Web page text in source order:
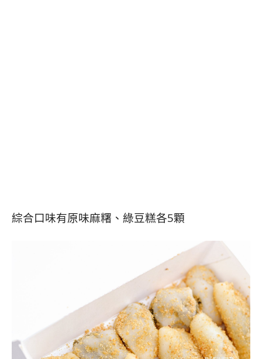
綜合口味有原味麻糬、綠豆糕各5顆